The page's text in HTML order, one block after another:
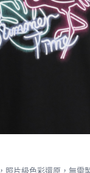
照片級色彩還原，無需